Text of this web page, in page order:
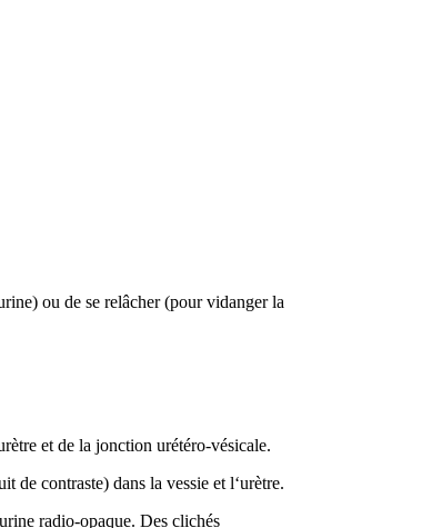
ou de se relâcher (pour vidanger la
et de la jonction urétéro-vésicale.
de contraste) dans la vessie et l‘urètre.
radio-opaque. Des clichés